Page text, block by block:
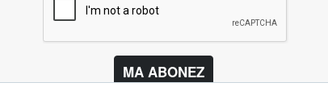
MA ABONEZ